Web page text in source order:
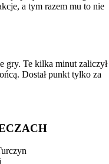
a tym razem mu to nie
gry. Te kilka minut zaliczył
Dostał punkt tylko za